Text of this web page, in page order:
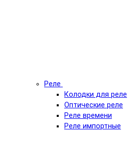
Реле
Колодки для реле
Оптические реле
Реле времени
Реле импортные